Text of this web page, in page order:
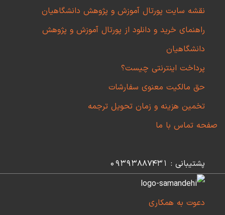
نقشه سایت پورتال آموزش و پژوهش دانشگاهیان
راهنمای خرید و دانلود از پورتال آموزش و پژوهش
دانشگاهیان
پرداخت اینترنتی چیست؟
حق مالکیت معنوی سفارشات
تخمین هزینه و زمان تحویل ترجمه
صفحه تماس با ما
پشتیبانی : 09393887431
دعوت به همکاری